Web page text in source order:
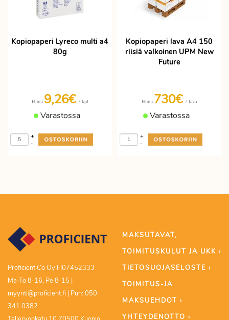
Kopiopaperi Lyreco multi a4
80g
Hinta 9,26€ / kpl
Varastossa
-
+
Kopiopaperi lava A4 150
riisiä valkoinen UPM New
Future
Hinta 730€ / lava
Varastossa
-
+
Proficient Co Oy FI07452333
Ma-To 8-16, Pe 8-15 |
myynti@proficient.fi | Puh: 050
341 0382
MAKSUTAVAT,
TOIMITUSKULUT JA UKK ›
TIETOSUOJASELOSTE ›
TOIMITUS-JA
MAKSUEHDOT ›
YHTEYDENOTTO ›